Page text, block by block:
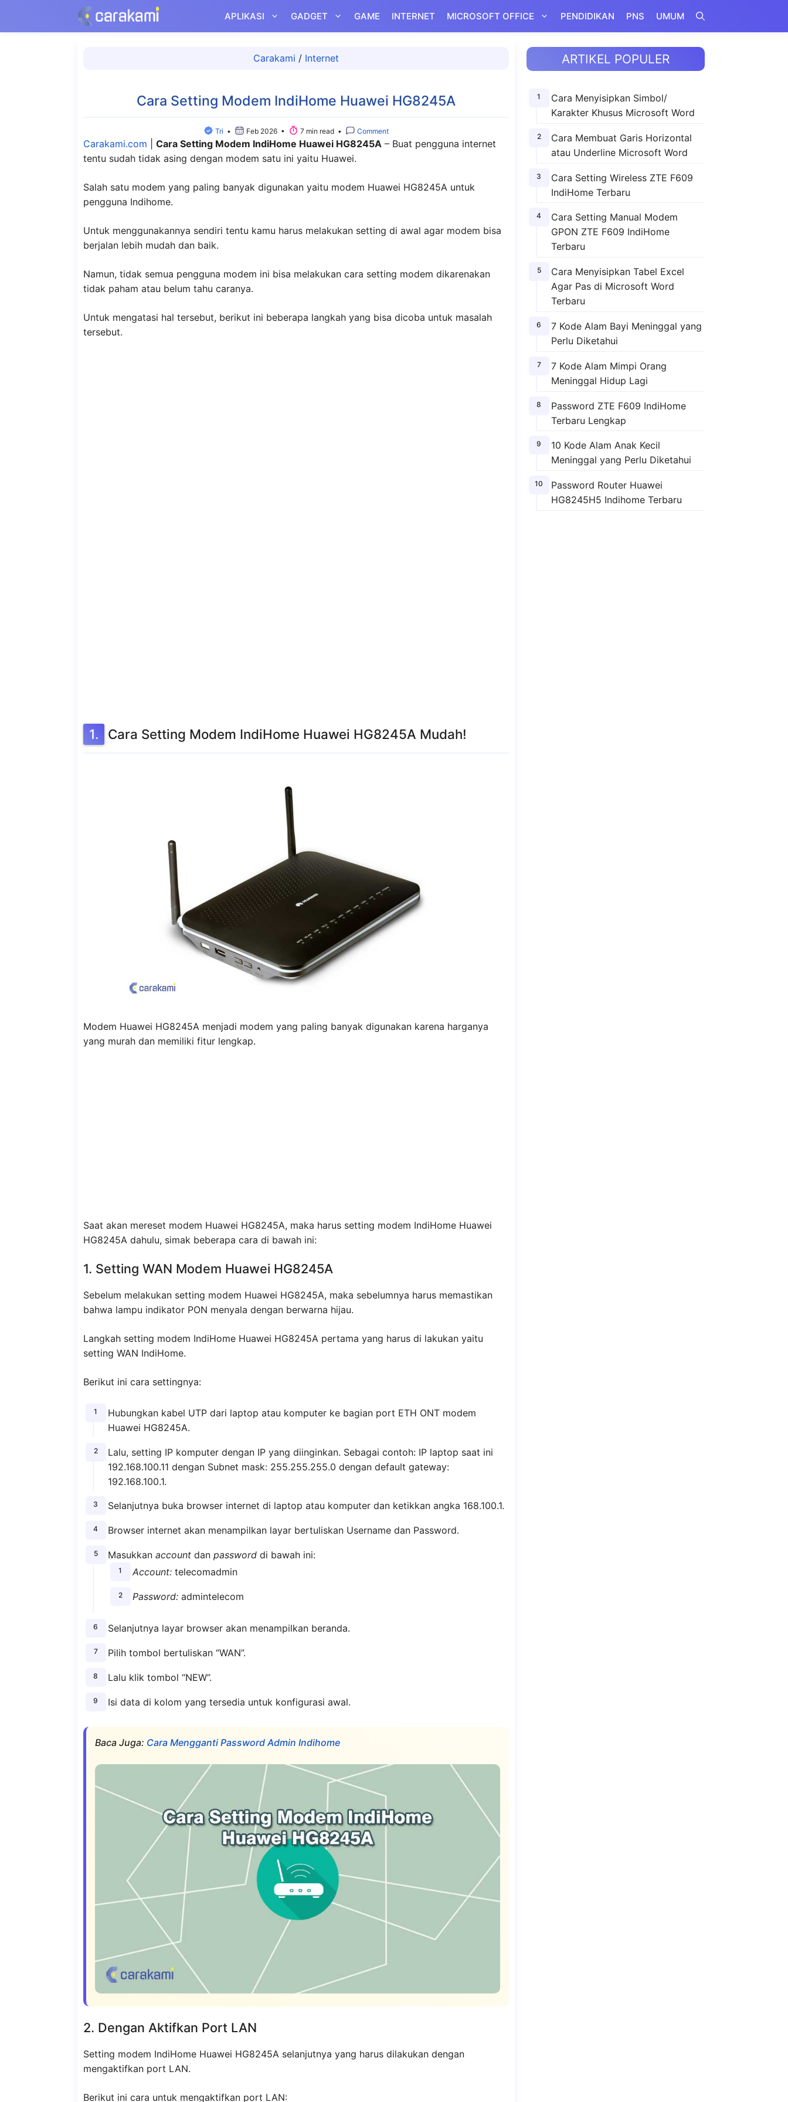
isi
APLIKASI GADGET GAME INTERNET MICROSOFT OFFICE PENDIDIKAN PNS UMUM
Carakami / Internet
Cara Setting Modem IndiHome Huawei HG8245A
Tri • Feb 2026 • 7 min read • Comment
Carakami.com Cara Setting Modem IndiHome Huawei HG8245A – Buat pengguna internet
tentu sudah tidak asing dengan modem satu ini yaitu Huawei.
Salah satu modem yang paling banyak digunakan yaitu modem Huawei HG8245A untuk
pengguna Indihome.
Untuk menggunakannya sendiri tentu kamu harus melakukan setting di awal agar modem bisa
berjalan lebih mudah dan baik.
Namun, tidak semua pengguna modem ini bisa melakukan cara setting modem dikarenakan
tidak paham atau belum tahu caranya.
Untuk mengatasi hal tersebut, berikut ini beberapa langkah yang bisa dicoba untuk masalah
tersebut.
Cara Setting Modem IndiHome Huawei HG8245A Mudah!
Modem Huawei HG8245A menjadi modem yang paling banyak digunakan karena harganya
yang murah dan memiliki fitur lengkap.
Saat akan mereset modem Huawei HG8245A, maka harus setting modem IndiHome Huawei
HG8245A dahulu, simak beberapa cara di bawah ini:
1. Setting WAN Modem Huawei HG8245A
Sebelum melakukan setting modem Huawei HG8245A, maka sebelumnya harus memastikan
bahwa lampu indikator PON menyala dengan berwarna hijau.
Langkah setting modem IndiHome Huawei HG8245A pertama yang harus di lakukan yaitu
setting WAN IndiHome.
Berikut ini cara settingnya:
Hubungkan kabel UTP dari laptop atau komputer ke bagian port ETH ONT modem
Huawei HG8245A.
Lalu, setting IP komputer dengan IP yang diinginkan. Sebagai contoh: IP laptop saat ini
192.168.100.11 dengan Subnet mask: 255.255.255.0 dengan default gateway:
192.168.100.1.
Selanjutnya buka browser internet di laptop atau komputer dan ketikkan angka 168.100.1.
Browser internet akan menampilkan layar bertuliskan Username dan Password.
Masukkan accountdan passworddi bawah ini:
Account:telecomadmin
Password:admintelecom
Selanjutnya layar browser akan menampilkan beranda.
Pilih tombol bertuliskan “WAN”.
Lalu klik tombol “NEW”.
Isi data di kolom yang tersedia untuk konfigurasi awal.
Baca Juga: Cara Mengganti Password Admin Indihome
2. Dengan Aktifkan Port LAN
Setting modem IndiHome Huawei HG8245A selanjutnya yang harus dilakukan dengan
mengaktifkan port LAN.
Berikut ini cara untuk mengaktifkan port LAN:
ARTIKEL POPULER
Cara Menyisipkan Simbol/
Karakter Khusus Microsoft Word
Cara Membuat Garis Horizontal
atau Underline Microsoft Word
Cara Setting Wireless ZTE F609
IndiHome Terbaru
Cara Setting Manual Modem
GPON ZTE F609 IndiHome
Terbaru
Cara Menyisipkan Tabel Excel
Agar Pas di Microsoft Word
Terbaru
7 Kode Alam Bayi Meninggal yang
Perlu Diketahui
7 Kode Alam Mimpi Orang
Meninggal Hidup Lagi
Password ZTE F609 IndiHome
Terbaru Lengkap
10 Kode Alam Anak Kecil
Meninggal yang Perlu Diketahui
Password Router Huawei
HG8245H5 Indihome Terbaru